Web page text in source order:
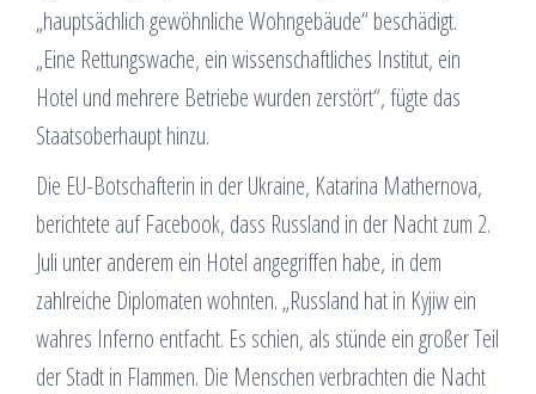
„hauptsächlich gewöhnliche Wohngebäude“ beschädigt.
„Eine Rettungswache, ein wissenschaftliches Institut, ein
Hotel und mehrere Betriebe wurden zerstört“, fügte das
Staatsoberhaupt hinzu.
Die EU-Botschafterin in der Ukraine, Katarina Mathernova,
berichtete auf Facebook, dass Russland in der Nacht zum 2.
Juli unter anderem ein Hotel angegriffen habe, in dem
zahlreiche Diplomaten wohnten. „Russland hat in Kyjiw ein
wahres Inferno entfacht. Es schien, als stünde ein großer Teil
der Stadt in Flammen. Die Menschen verbrachten die Nacht